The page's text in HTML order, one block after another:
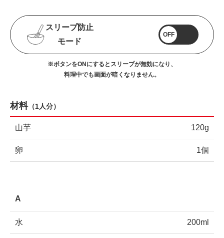
スリープ防止
モード
OFF
※ボタンをONにするとスリープが無効になり、
料理中でも画面が暗くなりません。
材料（1人分）
山芋 120g
卵 1個
A
水 200ml